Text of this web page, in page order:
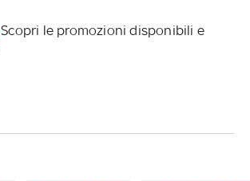
Scopri le promozioni disponibili e